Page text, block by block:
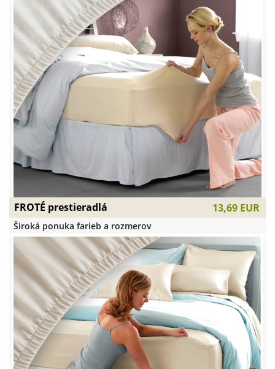
FROTÉ prestieradlá 13,69 EUR
Široká ponuka farieb a rozmerov